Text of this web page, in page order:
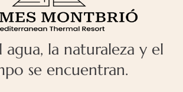
agua, la naturaleza y el
se encuentran.